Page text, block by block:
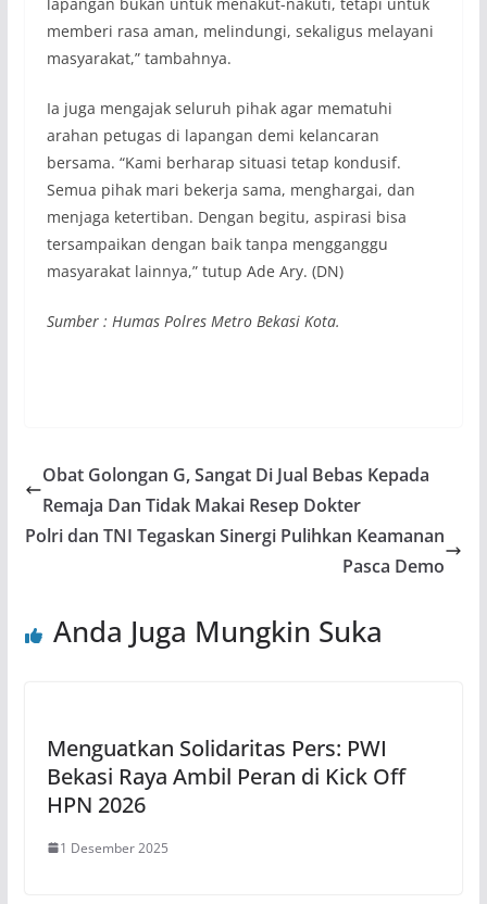
memberi rasa aman, melindungi, sekaligus melayani
masyarakat,” tambahnya.
Ia juga mengajak seluruh pihak agar mematuhi
arahan petugas di lapangan demi kelancaran
bersama. “Kami berharap situasi tetap kondusif.
Semua pihak mari bekerja sama, menghargai, dan
menjaga ketertiban. Dengan begitu, aspirasi bisa
tersampaikan dengan baik tanpa mengganggu
masyarakat lainnya,” tutup Ade Ary. (DN)
Sumber : Humas Polres Metro Bekasi Kota.
Obat Golongan G, Sangat Di Jual Bebas Kepada
Remaja Dan Tidak Makai Resep Dokter
Polri dan TNI Tegaskan Sinergi Pulihkan Keamanan
Pasca Demo
Anda Juga Mungkin Suka
Menguatkan Solidaritas Pers: PWI
Bekasi Raya Ambil Peran di Kick Off
HPN 2026
1 Desember 2025